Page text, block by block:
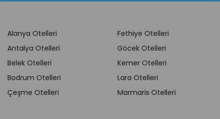
Alanya Otelleri
Antalya Otelleri
Belek Otelleri
Bodrum Otelleri
Çeşme Otelleri
Fethiye Otelleri
Göcek Otelleri
Kemer Otelleri
Lara Otelleri
Marmaris Otelleri